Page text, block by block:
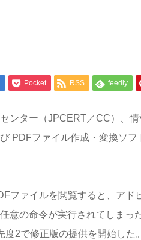
Pocket RSS feedly
ンター（JPCERT／CC）、
PDFファイル作成・変換ソ
ファイルを閲覧すると、ア
意の命令が実行されてしま
度2で修正版の提供を開始し